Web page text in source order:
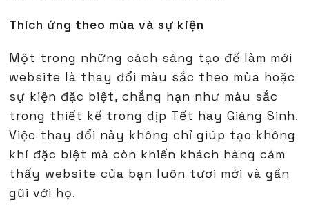
Thích ứng theo mùa và sự kiện
Một trong những cách sáng tạo để làm mới
website là thay đổi màu sắc theo mùa hoặc
sự kiện đặc biệt, chẳng hạn như màu sắc
trong thiết kế trong dịp Tết hay Giáng Sinh.
Việc thay đổi này không chỉ giúp tạo không
khí đặc biệt mà còn khiến khách hàng cảm
thấy website của bạn luôn tươi mới và gần
gũi với họ.